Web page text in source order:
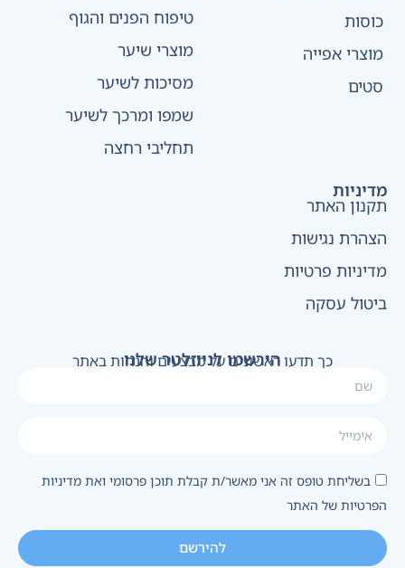
כוסות
מוצרי אפייה
סטים
טיפוח הפנים והגוף
מוצרי שיער
מסיכות לשיער
שמפו ומרכך לשיער
תחליבי רחצה
מדיניות
תקנון האתר
הצהרת נגישות
מדיניות פרטיות
ביטול עסקה
הירשמו לניוזלטר שלנו
כך תדעו ראשונים על מבצעים והנחות באתר
בשליחת טופס זה אני מאשר/ת קבלת תוכן פרסומי ואת מדיניות
הפרטיות של האתר
להירשם